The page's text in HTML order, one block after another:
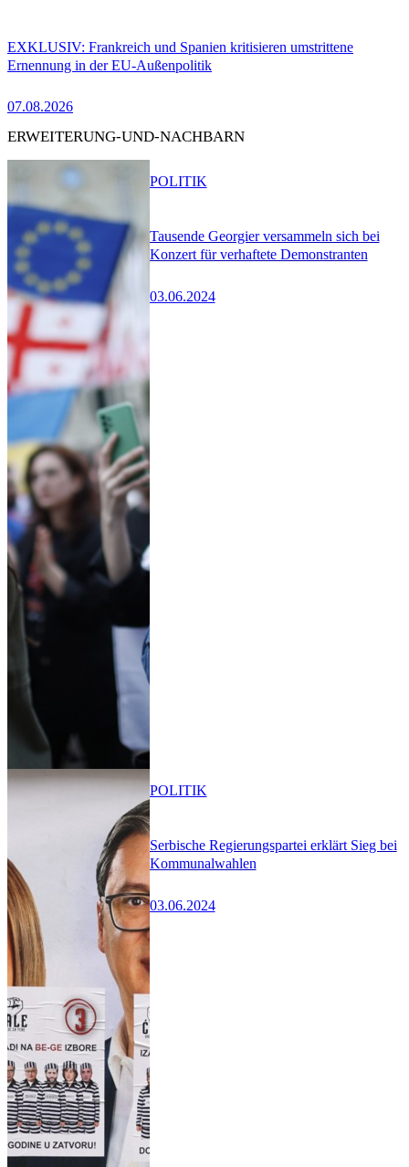
EXKLUSIV: Frankreich und Spanien kritisieren umstrittene
Ernennung in der EU-Außenpolitik
07.08.2026
ERWEITERUNG-UND-NACHBARN
Tausende Georgier versammeln sich bei
Konzert für verhaftete Demonstranten
03.06.2024
POLITIK
Serbische Regierungspartei erklärt Sieg bei
Kommunalwahlen
03.06.2024
POLITIK